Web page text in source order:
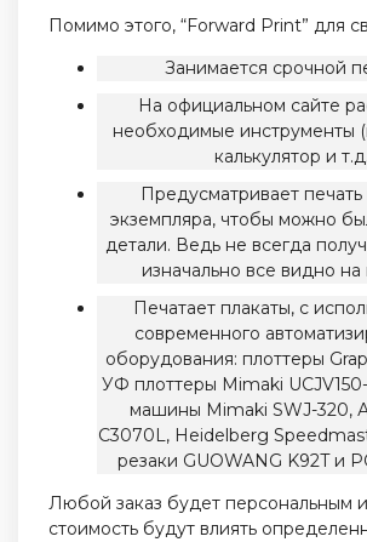
Помимо этого, “Forward Print” для
Занимается срочной
На официальном сайте
необходимые инструменты
калькулятор и
Предусматривает
экземпляра, чтобы можно
детали. Ведь не всегда
изначально все видно на
Печатает плакаты, с
современного
оборудования: плоттеры
УФ плоттеры Mimaki
машины Mimaki SWJ-320,
C3070L, Heidelberg
резаки GUOWANG K92T и
Любой заказ будет персональным
стоимость будут влиять